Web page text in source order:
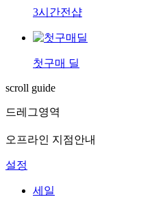
3시간전샵
첫구매 딜
scroll guide
드레그영역
오프라인 지점안내
설정
세일